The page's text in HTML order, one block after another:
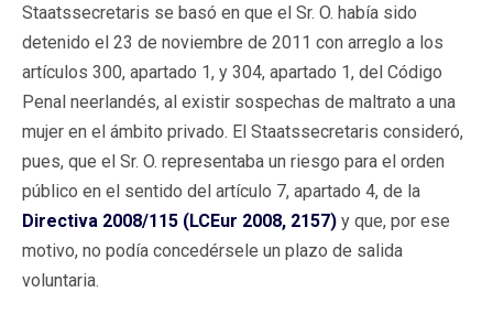
Staatssecretaris se basó en que el Sr. O. había sido
detenido el 23 de noviembre de 2011 con arreglo a los
artículos 300, apartado 1, y 304, apartado 1, del Código
Penal neerlandés, al existir sospechas de maltrato a una
mujer en el ámbito privado. El Staatssecretaris consideró,
pues, que el Sr. O. representaba un riesgo para el orden
público en el sentido del artículo 7, apartado 4, de la
Directiva 2008/115 (LCEur 2008, 2157) y que, por ese
motivo, no podía concedérsele un plazo de salida
voluntaria.